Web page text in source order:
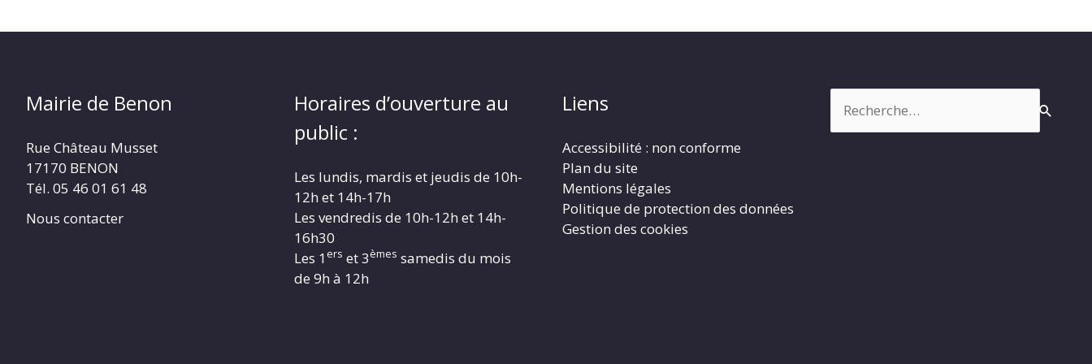
Mairie de Benon
Rue Château Musset
17170 BENON
Tél. 05 46 01 61 48
Nous contacter
Horaires d’ouverture au
public :
Les lundis, mardis et jeudis de 10h-
12h et 14h-17h
Les vendredis de 10h-12h et 14h-
16h30
Les 1 ers et 3èmes samedis du mois
de 9h à 12h
Liens
Accessibilité : non conforme
Plan du site
Mentions légales
Politique de protection des données
Gestion des cookies